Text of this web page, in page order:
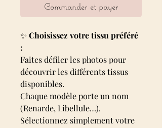
Commander et payer
✨ Choisissez votre tissu préféré
:
Faites défiler les photos pour
découvrir les différents tissus
disponibles.
Chaque modèle porte un nom
(Renarde, Libellule…).
Sélectionnez simplement votre